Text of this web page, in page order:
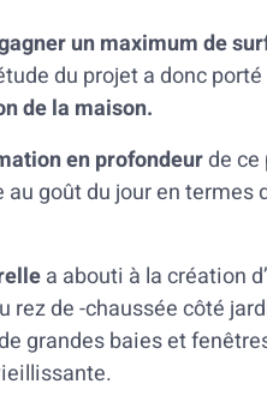
un maximum de
du projet a donc
de la maison.
en profondeurde ce
goût du jour en termes
a abouti à la création
rez de -chaussée côté
grandes baies et